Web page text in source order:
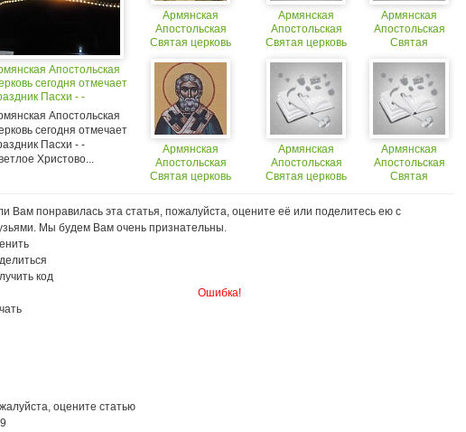
Апостольская
сегодня отмечает
Пасхи - -
Христово
Апостольская
сегодня отмечает
Пасхи - -
Христово...
Армянская
Апостольская
Святая церковь
Армянская
Апостольская
Святая церковь
Армянская
Апостольская
Святая церковь
Армянская
Апостольская
Святая церковь
Армянская
Апостольская
Святая
Армянская
Апостольская
Святая
Вам понравилась эта статья, пожалуйста, оцените её или поделитесь ею с
Мы будем Вам очень признательны.
код
Ошибка!
оцените статью